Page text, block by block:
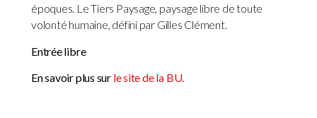
époques. Le Tiers Paysage, paysage libre de toute
volonté humaine, défini par Gilles Clément.
Entrée libre
En savoir plus sur le site de la BU.